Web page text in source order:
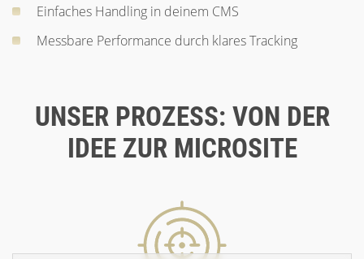
Einfaches Handling in deinem CMS
Messbare Performance durch klares Tracking
UNSER PROZESS: VON DER
IDEE ZUR MICROSITE